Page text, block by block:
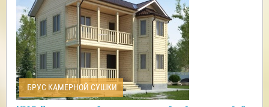
БРУС КАМЕРНОЙ СУШКИ